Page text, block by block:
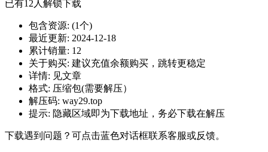
已有12人解锁下载
包含资源: (1个)
最近更新: 2024-12-18
累计销量: 12
关于购买: 建议充值余额购买，跳转更稳定
详情: 见文章
格式: 压缩包(需要解压）
解压码: way29.top
提示: 隐藏区域即为下载地址，务必下载在解压
下载遇到问题？可点击蓝色对话框联系客服或反馈。